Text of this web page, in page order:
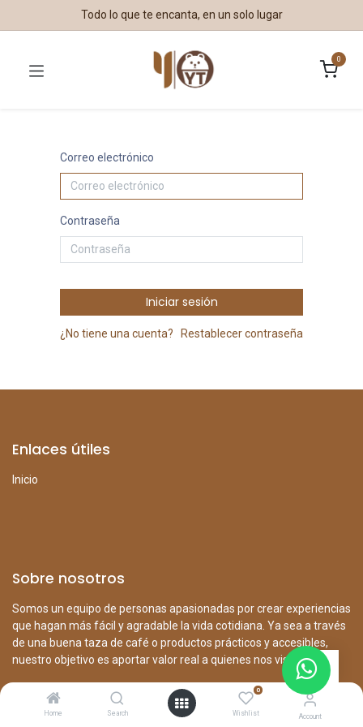
Home Search
0
Wishlist Account
Todo lo que te encanta, en un solo lugar
0
Correo electrónico
Contraseña
Iniciar sesión
¿No tiene una cuenta? Restablecer contraseña
Enlaces útiles
Inicio
Sobre nosotros
Somos un equipo de personas apasionadas por crear experiencias
que hagan más fácil y agradable la vida cotidiana. Ya sea a través
de una buena taza de café o productos prácticos y accesibles,
nuestro objetivo es aportar valor real a quienes nos visitan.
Desde nuestra cafetería hasta nuestra tienda variada, trabajamos
con dedicación para ofrecer calidad, atención cercana y